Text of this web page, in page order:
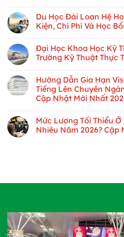
Du Học Đài Loan Hệ
Kiện, Chi Phí Và Học
Đại Học Khoa Học Kỹ
Trường Kỹ Thuật Thực
Hướng Dẫn Gia Hạn
Tiếng Lên Chuyên
Cập Nhật Mới Nhất
Mức Lương Tối Thiểu
Nhiêu Năm 2026? Cập